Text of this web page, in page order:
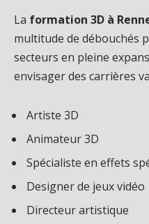
La formation 3D à
multitude de débouchés
secteurs en pleine
envisager des carrières
Artiste 3D
Animateur 3D
Spécialiste en effets
Designer de jeux vidéo
Directeur artistique